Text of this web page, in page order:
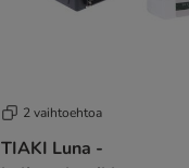
2 vaihtoehtoa
TIAKI Luna -